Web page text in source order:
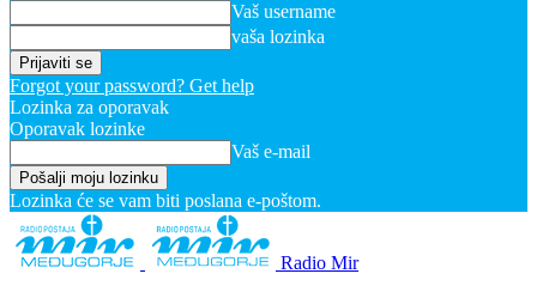
Vaš username
vaša lozinka
Forgot your password? Get help
Lozinka za oporavak
Oporavak lozinke
Vaš e-mail
Lozinka će se vam biti poslana e-poštom.
Radio Mir